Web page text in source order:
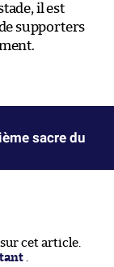
il est
supporters
sacre du
cet article.